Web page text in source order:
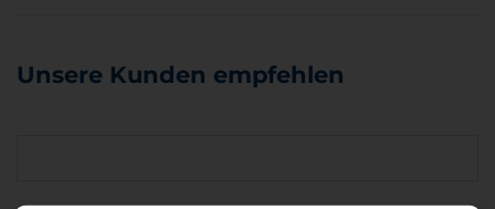
Unsere Kunden empfehlen